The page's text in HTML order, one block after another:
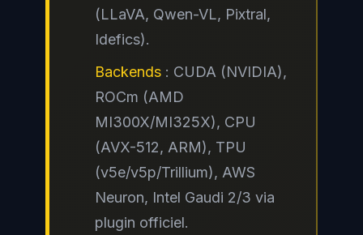
(LLaVA, Qwen-VL, Pixtral,
Idefics).
Backends : CUDA (NVIDIA),
ROCm (AMD
MI300X/MI325X), CPU
(AVX-512, ARM), TPU
(v5e/v5p/Trillium), AWS
Neuron, Intel Gaudi 2/3 via
plugin officiel.